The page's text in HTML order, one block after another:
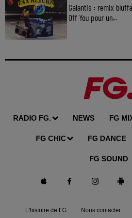
Galantis : remix
Off You pour un...
RADIO FG. NEWS FG
FG CHIC FG DANCE
FG SOUND
L'histoire de FG Nous contacter